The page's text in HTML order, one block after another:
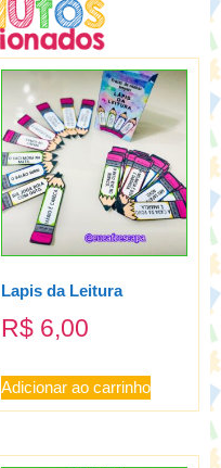
Lapis da Leitura
R$ 6,00
Adicionar ao carrinho